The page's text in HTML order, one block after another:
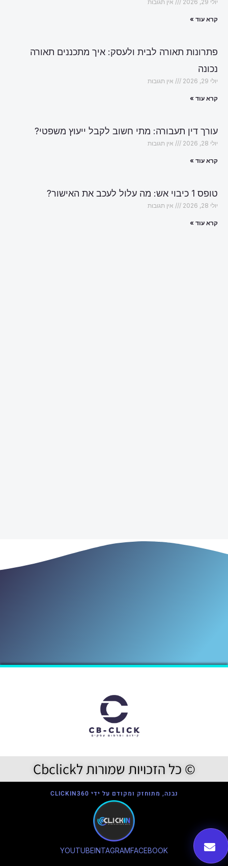
יולי 29, 2026 אין תגובות
קרא עוד »
פתרונות תאורה לבית ולעסק: איך מתכננים תאורה
נכונה
יולי 29, 2026 אין תגובות
קרא עוד »
עורך דין תעבורה: מתי חשוב לקבל ייעוץ משפטי?
יולי 28, 2026 אין תגובות
קרא עוד »
טופס 1 כיבוי אש: מה עלול לעכב את האישור?
יולי 28, 2026 אין תגובות
קרא עוד »
© כל הזכויות שמורות לCbclick
נבנה, מתוחזק ומקודם על ידי CLICKIN360
FACEBOOK
INTAGRAM
YOUTUBE